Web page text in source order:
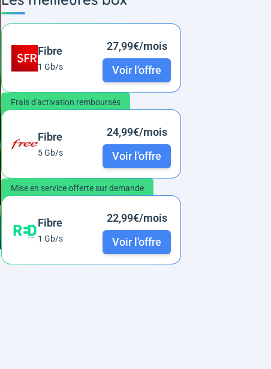
Fibre
1 Gb/s
27,99€/mois
Voir l'offre
Frais d'activation remboursés
Fibre
5 Gb/s
24,99€/mois
Voir l'offre
Mise en service offerte sur demande
Fibre
1 Gb/s
22,99€/mois
Voir l'offre